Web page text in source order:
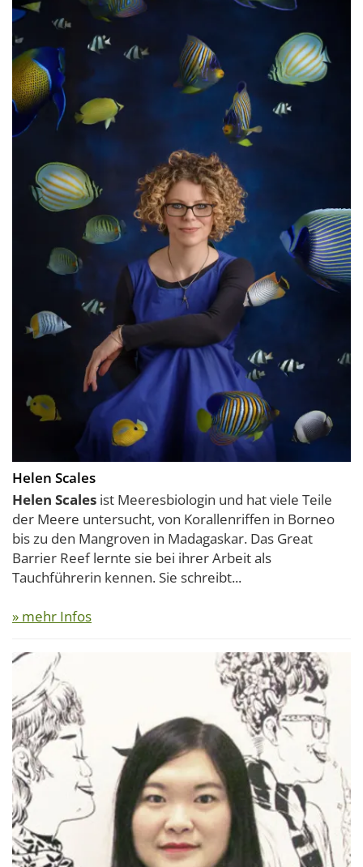
Helen Scales
Helen Scales ist Meeresbiologin und hat viele Teile
der Meere untersucht, von Korallenriffen in Borneo
bis zu den Mangroven in Madagaskar. Das Great
Barrier Reef lernte sie bei ihrer Arbeit als
Tauchführerin kennen. Sie schreibt...
» mehr Infos